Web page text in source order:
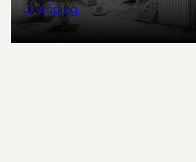
Linköping